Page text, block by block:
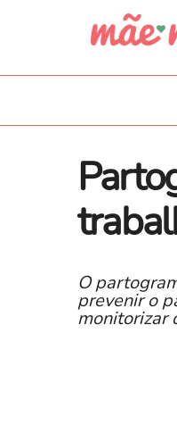
O
prevenir o
monitorizar